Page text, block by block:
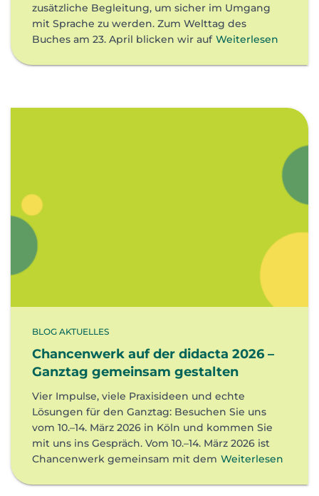
zusätzliche Begleitung, um sicher im Umgang
mit Sprache zu werden. Zum Welttag des
Buches am 23. April blicken wir auf Weiterlesen
BLOG AKTUELLES
Chancenwerk auf der didacta 2026 –
Ganztag gemeinsam gestalten
Vier Impulse, viele Praxisideen und echte
Lösungen für den Ganztag: Besuchen Sie uns
vom 10.–14. März 2026 in Köln und kommen Sie
mit uns ins Gespräch. Vom 10.–14. März 2026 ist
Chancenwerk gemeinsam mit dem Weiterlesen